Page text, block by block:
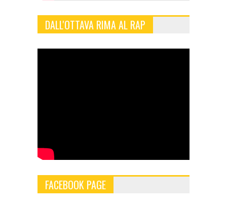
DALL'OTTAVA RIMA AL RAP
FACEBOOK PAGE